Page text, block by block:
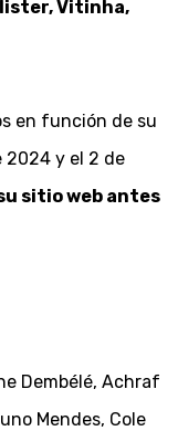
Vitinha,
en función de su
2024 y el 2 de
sitio web antes
Dembélé, Achraf
Mendes, Cole